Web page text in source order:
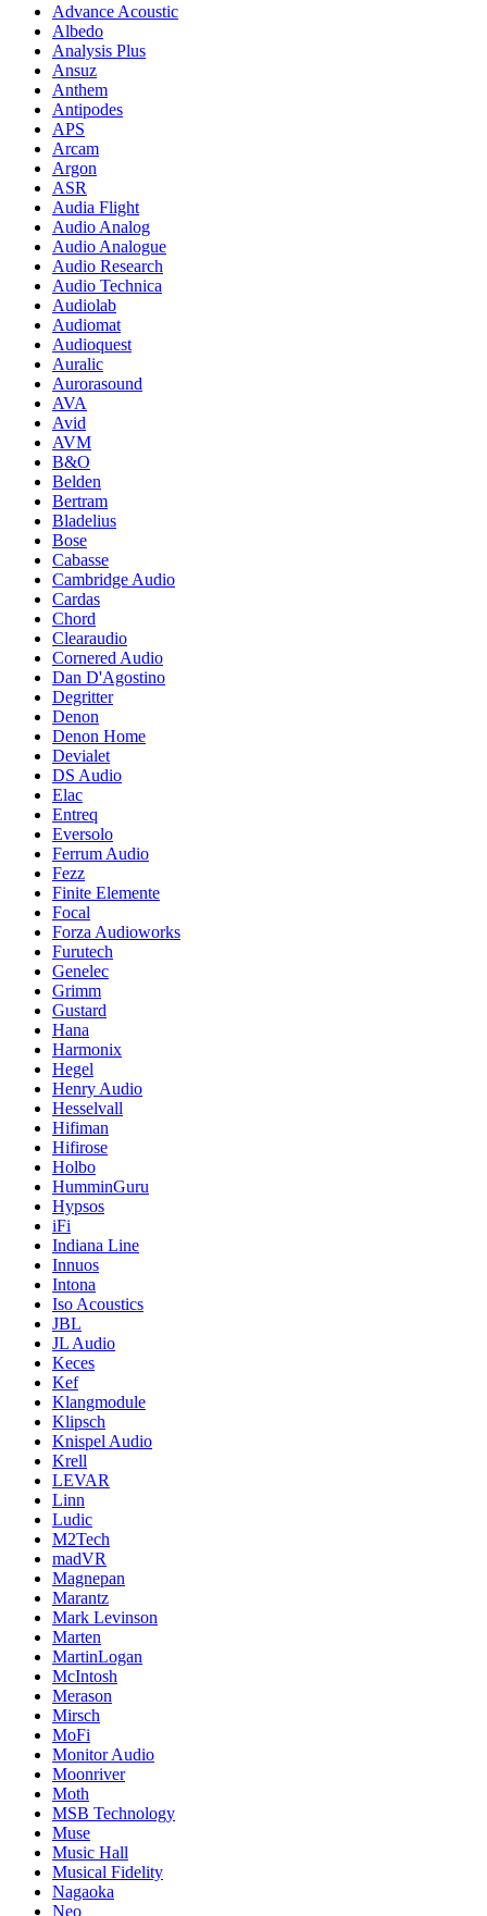
Advance Acoustic
Albedo
Analysis Plus
Ansuz
Anthem
Antipodes
APS
Arcam
Argon
ASR
Audia Flight
Audio Analog
Audio Analogue
Audio Research
Audio Technica
Audiolab
Audiomat
Audioquest
Auralic
Aurorasound
AVA
Avid
AVM
B&O
Belden
Bertram
Bladelius
Bose
Cabasse
Cambridge Audio
Cardas
Chord
Clearaudio
Cornered Audio
Dan D'Agostino
Degritter
Denon
Denon Home
Devialet
DS Audio
Elac
Entreq
Eversolo
Ferrum Audio
Fezz
Finite Elemente
Focal
Forza Audioworks
Furutech
Genelec
Grimm
Gustard
Hana
Harmonix
Hegel
Henry Audio
Hesselvall
Hifiman
Hifirose
Holbo
HumminGuru
Hypsos
iFi
Indiana Line
Innuos
Intona
Iso Acoustics
JBL
JL Audio
Keces
Kef
Klangmodule
Klipsch
Knispel Audio
Krell
LEVAR
Linn
Ludic
M2Tech
madVR
Magnepan
Marantz
Mark Levinson
Marten
MartinLogan
McIntosh
Merason
Mirsch
MoFi
Monitor Audio
Moonriver
Moth
MSB Technology
Muse
Music Hall
Musical Fidelity
Nagaoka
Neo